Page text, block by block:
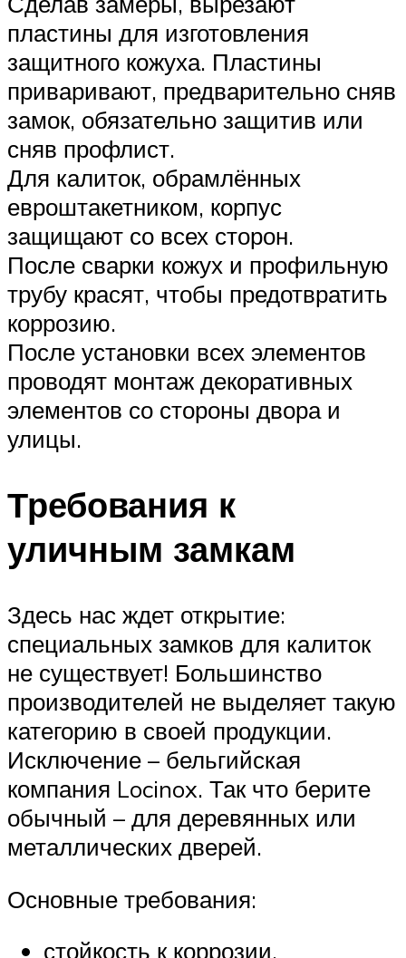
пластины для изготовления
защитного кожуха. Пластины
приваривают, предварительно сняв
замок, обязательно защитив или
сняв профлист.
Для калиток, обрамлённых
евроштакетником, корпус
защищают со всех сторон.
После сварки кожух и профильную
трубу красят, чтобы предотвратить
коррозию.
После установки всех элементов
проводят монтаж декоративных
элементов со стороны двора и
улицы.
Требования к
уличным замкам
Здесь нас ждет открытие:
специальных замков для калиток
не существует! Большинство
производителей не выделяет такую
категорию в своей продукции.
Исключение – бельгийская
компания Locinox. Так что берите
обычный – для деревянных или
металлических дверей.
Основные требования:
стойкость к коррозии,